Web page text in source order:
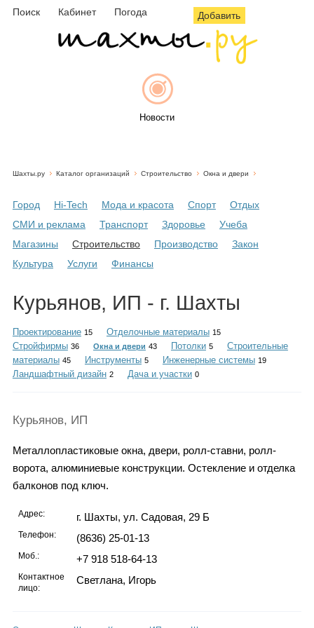
Поиск Кабинет Погода Добавить
Новости
Объявления
Гороскоп
Карты
Фотогалерея
Шахты.ру Каталог организаций Строительство Окна и двери
Город Hi-Tech Мода и красота Спорт
Отдых
СМИ и реклама
Транспорт Здоровье
Учеба
Магазины
Строительство Производство
Закон
Культура
Услуги Финансы
Курьянов, ИП - г. Шахты
Проектирование 15 Отделочные материалы 15
Стройфирмы 36 Окна и двери 43 Потолки 5
Строительные
материалы 45 Инструменты 5 Инженерные системы 19
Ландшафтный дизайн 2 Дача и участки 0
Курьянов, ИП
Металлопластиковые окна, двери, ролл-ставни, ролл-
ворота, алюминиевые конструкции. Остекление и отделка
балконов под ключ.
Адрес: г. Шахты, ул. Садовая, 29 Б
Телефон: (8636) 25-01-13
Моб.: +7 918 518-64-13
Контактное
лицо:
Светлана, Игорь